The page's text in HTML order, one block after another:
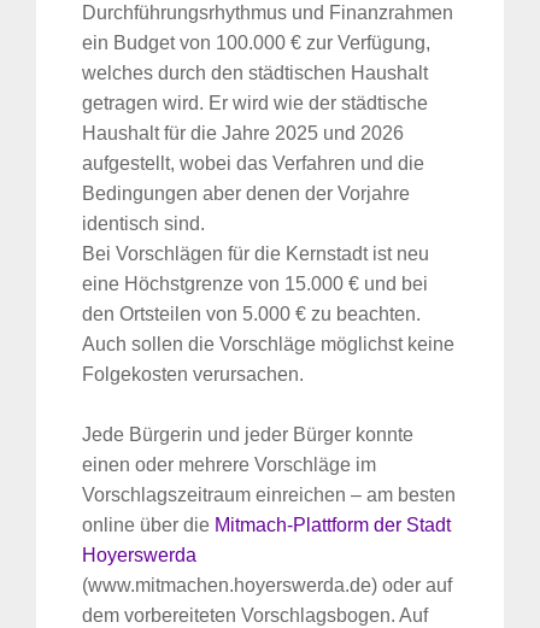
Durchführungsrhythmus und Finanzrahmen
ein Budget von 100.000 € zur Verfügung,
welches durch den städtischen Haushalt
getragen wird. Er wird wie der städtische
Haushalt für die Jahre 2025 und 2026
aufgestellt, wobei das Verfahren und die
Bedingungen aber denen der Vorjahre
identisch sind.
Bei Vorschlägen für die Kernstadt ist neu
eine Höchstgrenze von 15.000 € und bei
den Ortsteilen von 5.000 € zu beachten.
Auch sollen die Vorschläge möglichst keine
Folgekosten verursachen.
Jede Bürgerin und jeder Bürger konnte
einen oder mehrere Vorschläge im
Vorschlagszeitraum einreichen – am besten
online über die Mitmach-Plattform der Stadt
Hoyerswerda
(www.mitmachen.hoyerswerda.de) oder auf
dem vorbereiteten Vorschlagsbogen. Auf